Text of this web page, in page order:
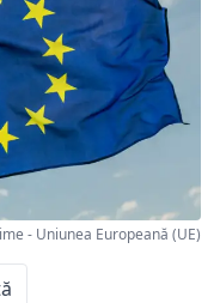
- Uniunea Europeană (UE)